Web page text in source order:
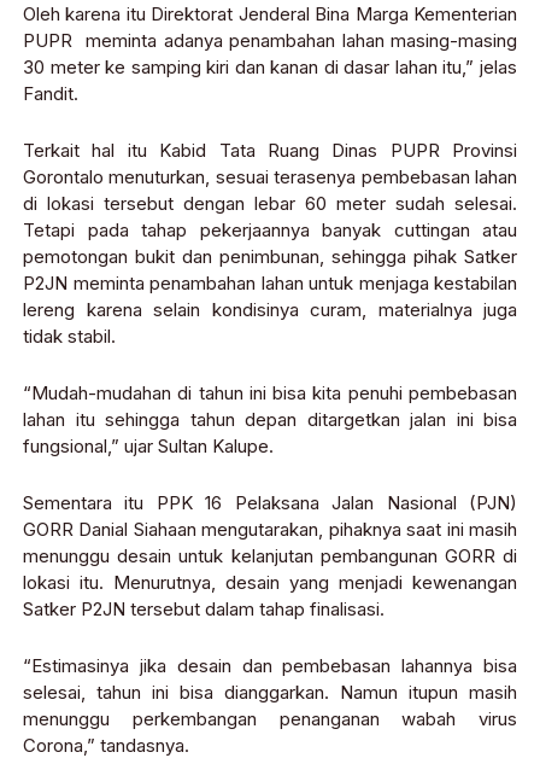
Oleh karena itu Direktorat Jenderal Bina Marga Kementerian
PUPR meminta adanya penambahan lahan masing-masing
30 meter ke samping kiri dan kanan di dasar lahan itu,” jelas
Fandit.
Terkait hal itu Kabid Tata Ruang Dinas PUPR Provinsi
Gorontalo menuturkan, sesuai terasenya pembebasan lahan
di lokasi tersebut dengan lebar 60 meter sudah selesai.
Tetapi pada tahap pekerjaannya banyak cuttingan atau
pemotongan bukit dan penimbunan, sehingga pihak Satker
P2JN meminta penambahan lahan untuk menjaga kestabilan
lereng karena selain kondisinya curam, materialnya juga
tidak stabil.
“Mudah-mudahan di tahun ini bisa kita penuhi pembebasan
lahan itu sehingga tahun depan ditargetkan jalan ini bisa
fungsional,” ujar Sultan Kalupe.
Sementara itu PPK 16 Pelaksana Jalan Nasional (PJN)
GORR Danial Siahaan mengutarakan, pihaknya saat ini masih
menunggu desain untuk kelanjutan pembangunan GORR di
lokasi itu. Menurutnya, desain yang menjadi kewenangan
Satker P2JN tersebut dalam tahap finalisasi.
“Estimasinya jika desain dan pembebasan lahannya bisa
selesai, tahun ini bisa dianggarkan. Namun itupun masih
menunggu perkembangan penanganan wabah virus
Corona,” tandasnya.